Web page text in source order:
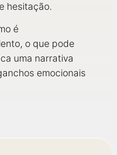
hesitação.
é
o que pode
uma narrativa
emocionais